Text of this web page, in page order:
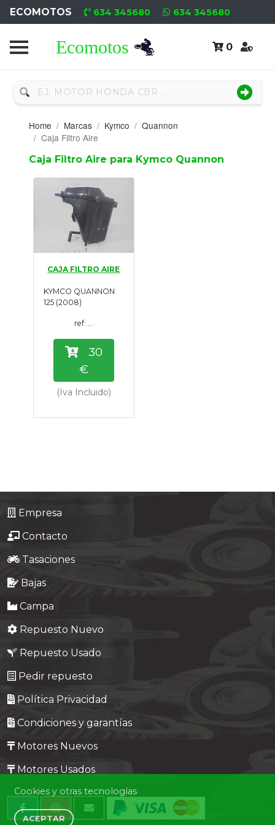
ECOMOTOS 634 345680 634 345680
0
Home
Nuevo
Neumáticos
Campa
Motores
Nuevos
Motores
Usados
Tasaciones
Formulario
Empresa
Contacto
Home Marcas Kymco
Quannon
Caja Filtro Aire
Caja Filtro Aire para Kymco Quannon
CAJA FILTRO AIRE
KYMCO QUANNON
125 (2008)
ref: ...
30
€
(Iva Incluido)
Empresa
Contacto
Tasaciones
Bajas
Campa
Repuesto Nuevo
Repuesto Usado
Pedir repuesto
Política Privacidad
Condiciones y garantías
Motores Nuevos
Motores Usados
Cookies y otras tecnologías
ACEPTAR